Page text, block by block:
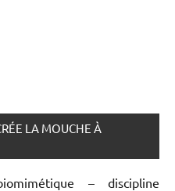
LA MOUCHE À
– discipline